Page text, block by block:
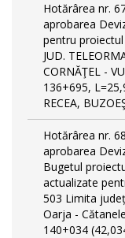
Hotărârea nr.
aprobarea
pentru proiectul
JUD.
CORNĂŢEL -
136+695,
RECEA,
Hotărârea nr.
aprobarea
Bugetul
actualizate
503 Limita
Oarja -
140+034